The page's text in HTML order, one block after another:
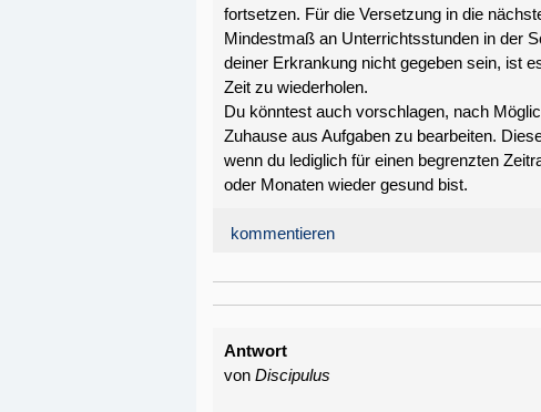
fortsetzen. Für die Versetzung in die
Mindestmaß an Unterrichtsstunden in der
deiner Erkrankung nicht gegeben sein, ist
Zeit zu wiederholen.
Du könntest auch vorschlagen, nach
Zuhause aus Aufgaben zu bearbeiten.
wenn du lediglich für einen begrenzten
oder Monaten wieder gesund bist.
kommentieren
Antwort
von Discipulus